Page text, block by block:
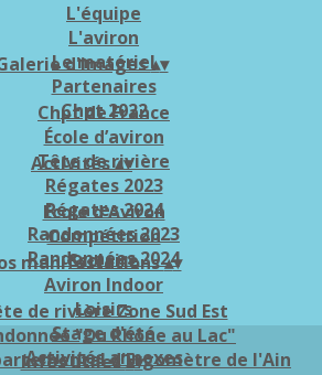
L'équipe
L'aviron
Le matériel
Partenaires
Chpt 2022
d'images▴▾
Chpt de France
École d’aviron
Tête de rivière
Régates 2023
Régates 2024
Randonnées 2023
Randonnées 2024
Activités▴▾
Ecole d'Aviron
Compétition
Scolaire
Aviron Indoor
Loisirs
Stage d'été
Activités annexes
manifestations▴▾
de rivière Zone Sud Est
"Du Rhône au Lac"
d'Ergomètre de l'Ain
Infos utiles▴▾